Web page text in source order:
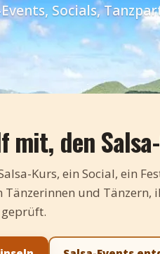
Socials,
den
Kurs, ein Social, ein
und Tänzern,